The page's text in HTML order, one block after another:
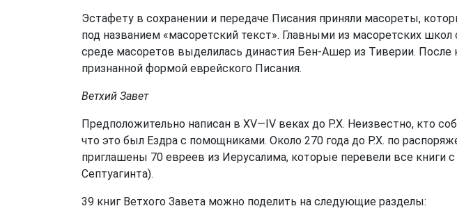
Эстафету в сохранении и передаче Писания приняли масореты,
под названием «масоретский текст». Главными из масоретских
среде масоретов выделилась династия Бен-Ашер из Тиверии.
признанной формой еврейского Писания.
Ветхий Завет
Предположительно написан в XV—IV веках до Р.Х. Неизвестно, кто
что это был Ездра с помощниками. Около 270 года до Р.Х. по
приглашены 70 евреев из Иерусалима, которые перевели все книги
Септуагинта).
39 книг Ветхого Завета можно поделить на следующие разделы: